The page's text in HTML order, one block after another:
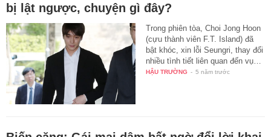
bị lật ngược, chuyện gì đây?
Trong phiên tòa, Choi Jong Hoon
(cựu thành viên F.T. Island) đã
bật khóc, xin lỗi Seungri, thay đổi
nhiều tình tiết liên quan đến vụ…
HẬU TRƯỜNG - 5 năm trước